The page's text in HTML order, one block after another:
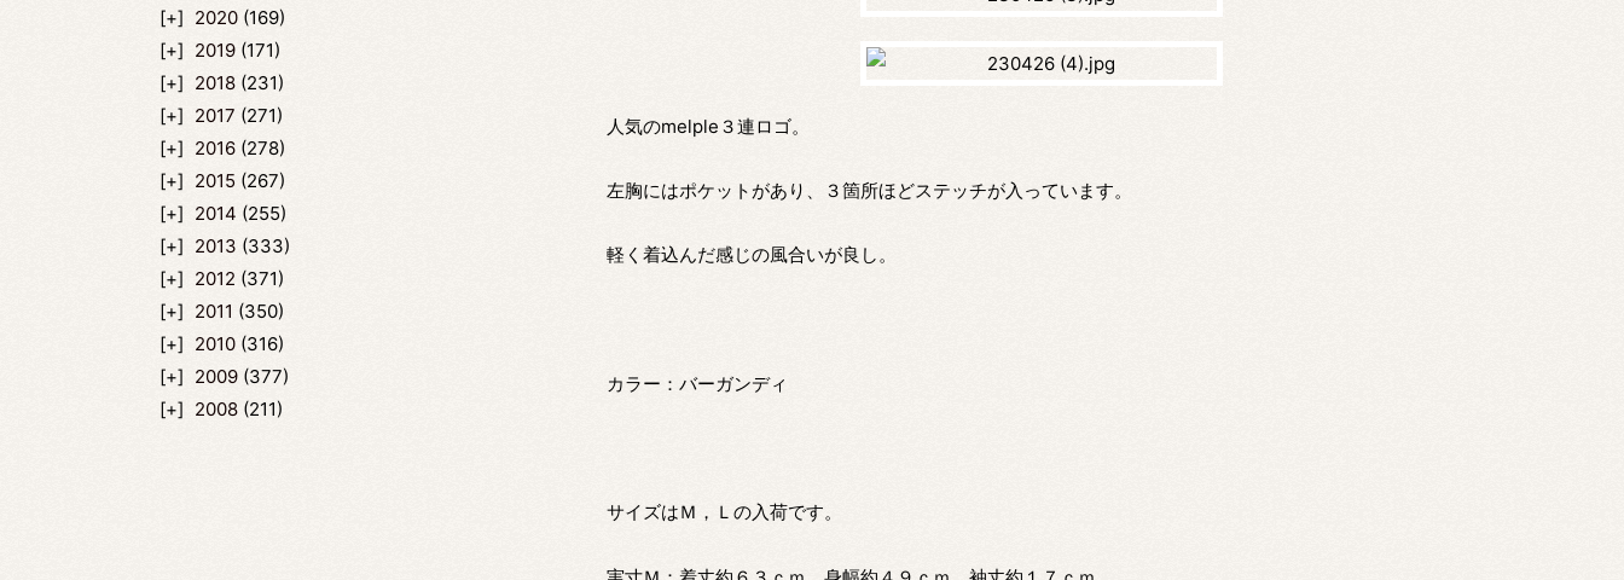
2020 (169)
2019 (171)
2018 (231)
2017 (271)
2016 (278)
2015 (267)
2014 (255)
2013 (333)
2012 (371)
2011 (350)
2010 (316)
2009 (377)
2008 (211)
人気のmelple３連ロゴ。
左胸にはポケットがあり、３箇所ほどステッチが入っています。
軽く着込んだ感じの風合いが良し。
カラー：バーガンディ
サイズはＭ，Ｌの入荷です。